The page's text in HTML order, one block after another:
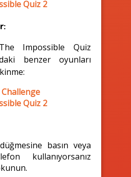
Quiz 2
Impossible Quiz
benzer oyunları
Quiz 2
basın veya
kullanıyorsanız